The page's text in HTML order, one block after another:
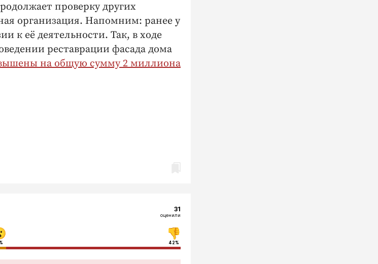
проверку других
организация. Напомним: ранее у
к её деятельности. Так, в ходе
реставрации фасада дома
на общую сумму 2 миллиона
31
оценили
42%